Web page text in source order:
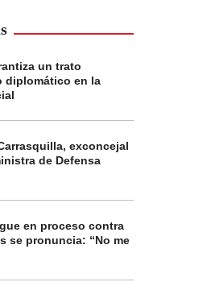
un trato
diplomático en la
exconcejal
de Defensa
en proceso contra
se pronuncia: “No me